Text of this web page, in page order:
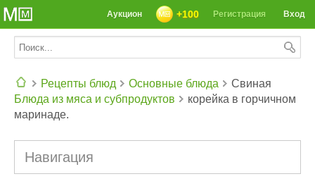
Вход
Регистрация
+100
Аукцион
Рецепты блюд
Основные блюда
Блюда из мяса и субпродуктов
Свиная
корейка в горчичном
маринаде.
Навигация